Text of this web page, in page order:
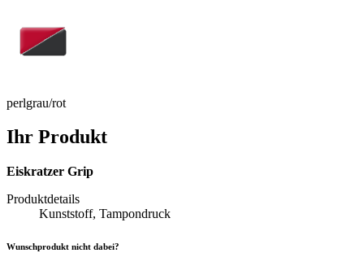
perlgrau/rot
Ihr Produkt
Eiskratzer Grip
Produktdetails
Kunststoff, Tampondruck
Wunschprodukt nicht dabei?